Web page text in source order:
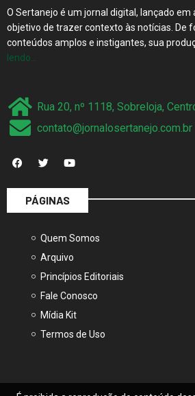
O Sertanejo é um jornal digital, lançado em
objetivo de trazer contexto às notícias. De
conteúdos amplos e instigantes, sua
lendo…
Rua 20, nº 1118, Sobreloja,
contato@jornalosertanejo.com.br
PÁGINAS
Quem Somos
Arquivo
Princípios Editoriais
Fale Conosco
Mídia Kit
Termos de Uso